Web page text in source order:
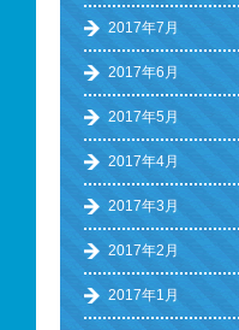
2017年7月
2017年6月
2017年5月
2017年4月
2017年3月
2017年2月
2017年1月